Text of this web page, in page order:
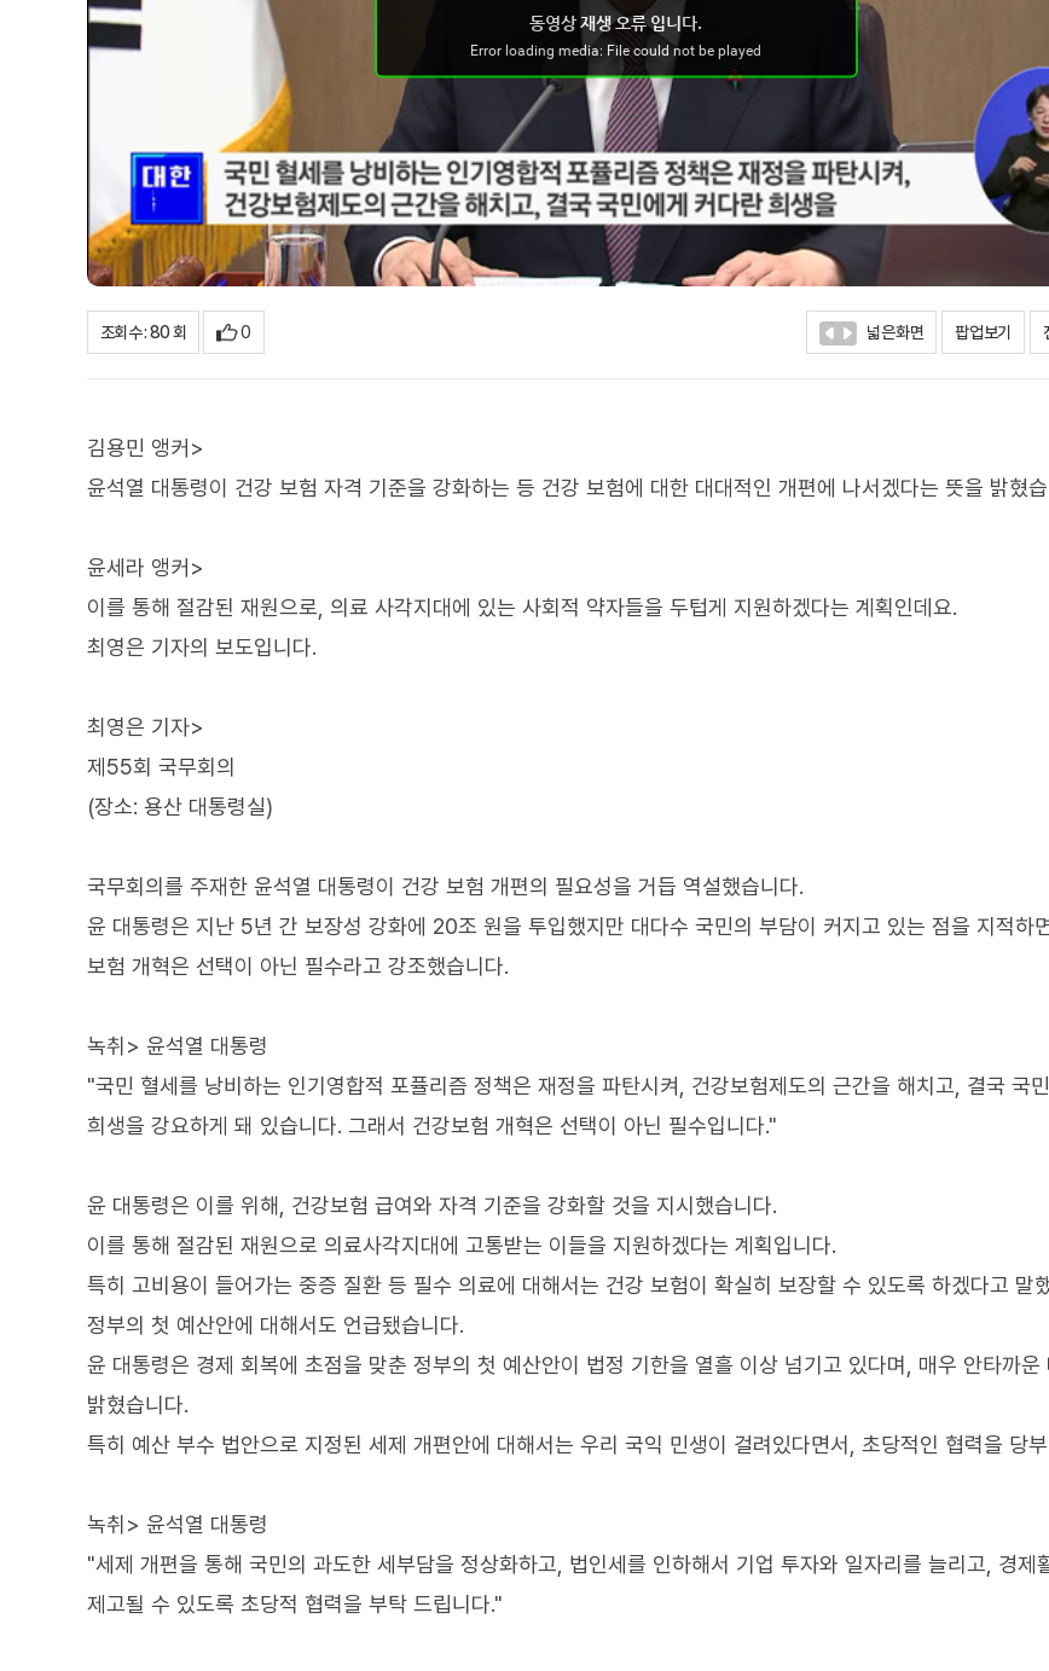
조회수 : 80 회 0 넓은화면 팝업보기
김용민 앵커>
윤석열 대통령이 건강 보험 자격 기준을 강화하는 등 건강 보험에 대한 대대적인 개편에 나서겠다는 뜻을 밝혔
윤세라 앵커>
이를 통해 절감된 재원으로, 의료 사각지대에 있는 사회적 약자들을 두텁게 지원하겠다는 계획인데요.
최영은 기자의 보도입니다.
최영은 기자>
제55회 국무회의
(장소: 용산 대통령실)
국무회의를 주재한 윤석열 대통령이 건강 보험 개편의 필요성을 거듭 역설했습니다.
윤 대통령은 지난 5년 간 보장성 강화에 20조 원을 투입했지만 대다수 국민의 부담이 커지고 있는 점을 지적하
보험 개혁은 선택이 아닌 필수라고 강조했습니다.
녹취> 윤석열 대통령
"국민 혈세를 낭비하는 인기영합적 포퓰리즘 정책은 재정을 파탄시켜, 건강보험제도의 근간을 해치고, 결국 국
희생을 강요하게 돼 있습니다. 그래서 건강보험 개혁은 선택이 아닌 필수입니다."
윤 대통령은 이를 위해, 건강보험 급여와 자격 기준을 강화할 것을 지시했습니다.
이를 통해 절감된 재원으로 의료사각지대에 고통받는 이들을 지원하겠다는 계획입니다.
특히 고비용이 들어가는 중증 질환 등 필수 의료에 대해서는 건강 보험이 확실히 보장할 수 있도록 하겠다고 말
정부의 첫 예산안에 대해서도 언급됐습니다.
윤 대통령은 경제 회복에 초점을 맞춘 정부의 첫 예산안이 법정 기한을 열흘 이상 넘기고 있다며, 매우 안타까운
밝혔습니다.
특히 예산 부수 법안으로 지정된 세제 개편안에 대해서는 우리 국익 민생이 걸려있다면서, 초당적인 협력을 당
녹취> 윤석열 대통령
"세제 개편을 통해 국민의 과도한 세부담을 정상화하고, 법인세를 인하해서 기업 투자와 일자리를 늘리고, 경제
제고될 수 있도록 초당적 협력을 부탁 드립니다."